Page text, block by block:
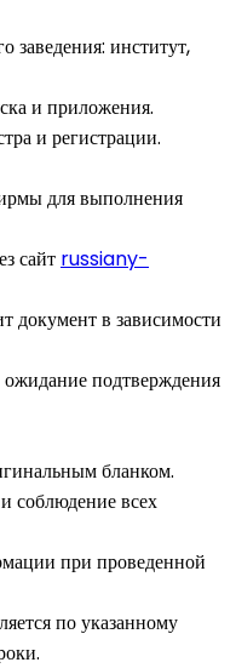
заведения: институт,
и приложения.
и регистрации.
для выполнения
сайт russiany-
документ в зависимости
подтверждения
бланком.
соблюдение всех
при проведенной
по указанному